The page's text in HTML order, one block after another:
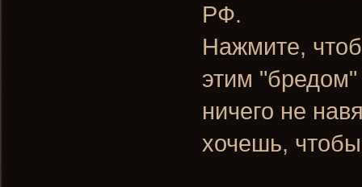
РФ.
Нажмите,
этим
ничего не
хочешь,